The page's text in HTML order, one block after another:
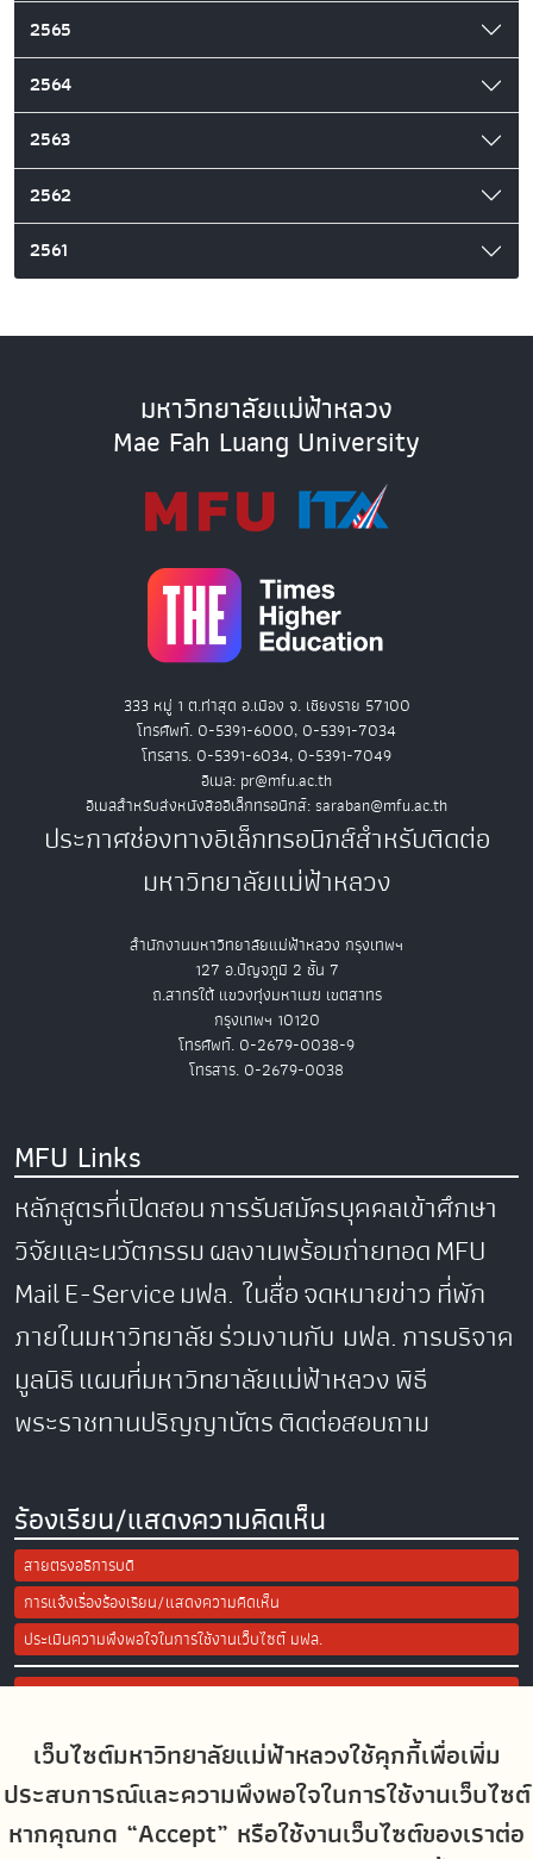
เว็บไซต์มหาวิทยาลัยแม่ฟ้าหลวงใช้คุกกี้เพื่อเพิ่ม
ประสบการณ์และความพึงพอใจในการใช้งานเว็บไซต์
หากคุณกด “Accept” หรือใช้งานเว็บไซต์ของเราต่อ
2565
2564
2563
2562
2561
มหาวิทยาลัยแม่ฟ้าหลวง
Mae Fah Luang University
333 หมู่ 1 ต.ท่าสุด อ.เมือง จ. เชียงราย 57100
โทรศัพท์. 0-5391-6000, 0-5391-7034
โทรสาร. 0-5391-6034, 0-5391-7049
อีเมล: pr@mfu.ac.th
อีเมลสำหรับส่งหนังสืออิเล็กทรอนิกส์: saraban@mfu.ac.th
ประกาศช่องทางอิเล็กทรอนิกส์สำหรับติดต่อ
มหาวิทยาลัยแม่ฟ้าหลวง
สำนักงานมหาวิทยาลัยแม่ฟ้าหลวง กรุงเทพฯ
127 อ.ปัญจภูมิ 2 ชั้น 7
ถ.สาทรใต้ แขวงทุ่งมหาเมฆ เขตสาทร
กรุงเทพฯ 10120
โทรศัพท์. 0-2679-0038-9
โทรสาร. 0-2679-0038
MFU Links
หลักสูตรที่เปิดสอนการรับสมัครบุคคลเข้าศึกษา
วิจัยและนวัตกรรมผลงานพร้อมถ่ายทอดMFU
MailE-Serviceมฟล. ในสื่อจดหมายข่าวที่พัก
ภายในมหาวิทยาลัยร่วมงานกับ มฟล.การบริจาค
มูลนิธิแผนที่มหาวิทยาลัยแม่ฟ้าหลวงพิธี
พระราชทานปริญญาบัตรติดต่อสอบถาม
ร้องเรียน/แสดงความคิดเห็น
สายตรงอธิการบดี
การแจ้งเรื่องร้องเรียน/แสดงความคิดเห็น
ประเมินความพึงพอใจในการใช้งานเว็บไซต์ มฟล.
Site Map
Social Media